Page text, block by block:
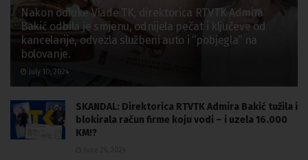
Nakon odluke Vlade TK, direktorica RTVTK Admira
Bakić odbila je smjenu, odnijela pečat i ključeve od
kancelarije, odvezla službeni auto i “pobjegla” na
bolovanje.
July 10, 2024
SKANDAL: Direktorica RTVTK Admira Bakić tužila i
blokirala račun firme koju vodi – i uzela 16.000
KM!?